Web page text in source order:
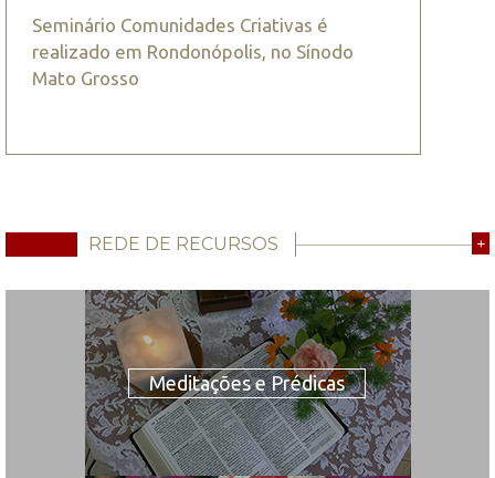
Seminário Comunidades Criativas é
realizado em Rondonópolis, no Sínodo
Mato Grosso
REDE DE RECURSOS +
Meditações e Prédicas